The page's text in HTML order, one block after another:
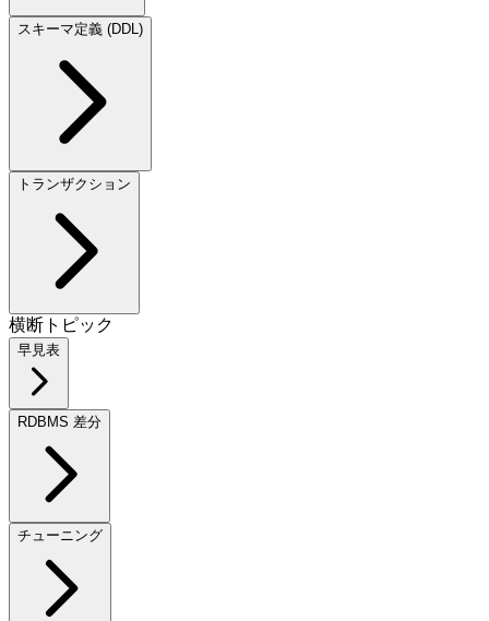
スキーマ定義 (DDL)
トランザクション
横断トピック
早見表
RDBMS 差分
チューニング